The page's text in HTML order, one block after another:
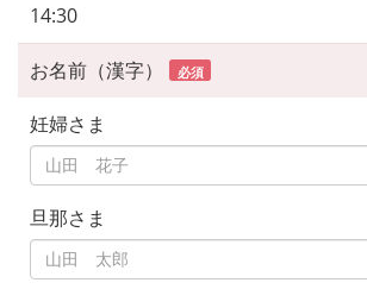
14:30
お名前（漢字） 必須
妊婦さま
旦那さま